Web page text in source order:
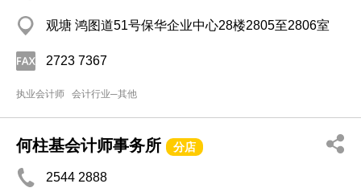
观塘 鸿图道51号保华企业中心28楼2805至2806室
2723 7367
执业会计师 会计行业─其他
何柱基会计师事务所 分店
2544 2888